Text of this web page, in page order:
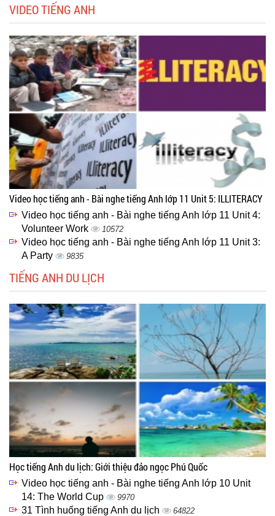
VIDEO TIẾNG ANH
Video học tiếng anh - Bài nghe tiếng Anh lớp 11 Unit 5: ILLITERACY
Video học tiếng anh - Bài nghe tiếng Anh lớp 11 Unit 4:
Volunteer Work
10572
Video học tiếng anh - Bài nghe tiếng Anh lớp 11 Unit 3:
A Party
9835
TIẾNG ANH DU LỊCH
Học tiếng Anh du lịch: Giới thiệu đảo ngọc Phú Quốc
Video học tiếng anh - Bài nghe tiếng Anh lớp 10 Unit
14: The World Cup
9970
31 Tình huống tiếng Anh du lịch 64822